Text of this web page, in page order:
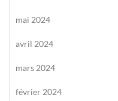
mai 2024
avril 2024
mars 2024
février 2024